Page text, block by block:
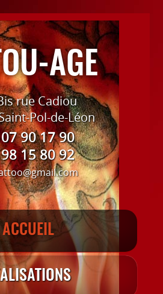
AGE
rue Cadiou
Pol-de-Léon
90 17 90
15 80 92
ACCUEIL